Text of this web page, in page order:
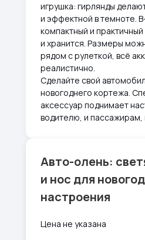
игрушка: гирлянды
и эффектной в темноте.
компактный и
и хранится. Размеры
рядом с рулеткой, всё
реалистично.
Сделайте свой
новогоднего кортежа.
аксессуар поднимает
водителю, и пассажирам,
Авто-олень:
и нос для
настроения
Цена не указана